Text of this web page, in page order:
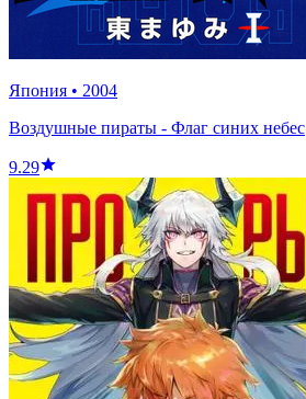
Япония • 2004
Воздушные пираты - Флаг синих небес
9.29